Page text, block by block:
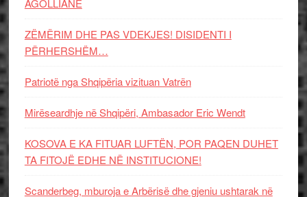
AGOLLIANE
ZËMËRIM DHE PAS VDEKJES! DISIDENTI I
PËRHERSHËM…
Patriotë nga Shqipëria vizituan Vatrën
Mirëseardhje në Shqipëri, Ambasador Eric Wendt
KOSOVA E KA FITUAR LUFTËN, POR PAQEN DUHET
TA FITOJË EDHE NË INSTITUCIONE!
Scanderbeg, mburoja e Arbërisë dhe gjeniu ushtarak në